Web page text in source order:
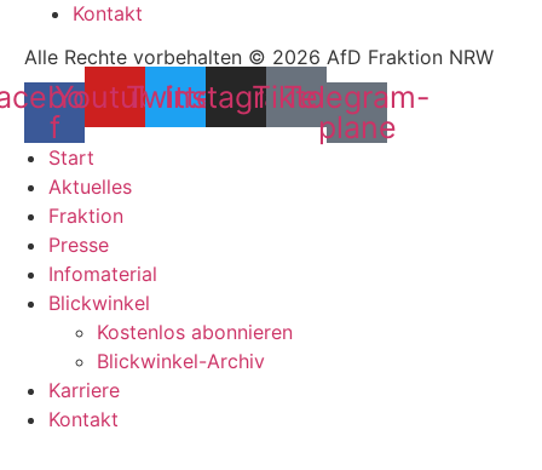
Kontakt
Alle Rechte vorbehalten © 2026 AfD Fraktion NRW
f
YoutubeTwitter
Instagram
Tiktok
Telegram-
plane
Start
Aktuelles
Fraktion
Presse
Infomaterial
Blickwinkel
Kostenlos abonnieren
Blickwinkel-Archiv
Karriere
Kontakt